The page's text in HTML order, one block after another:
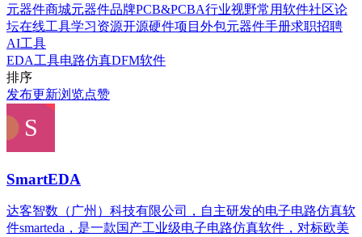
元器件商城元器件品牌PCB&PCBA行业视野常用软件社区论
坛在线工具学习资源开源硬件项目外包元器件手册求职招聘
AI工具
EDA工具电路仿真DFM软件
排序
发布更新浏览点赞
SmartEDA
达客智数（广州）科技有限公司，自主研发的电子电路仿真软
件smarteda，是一款国产工业级电子电路仿真软件，对标欧美